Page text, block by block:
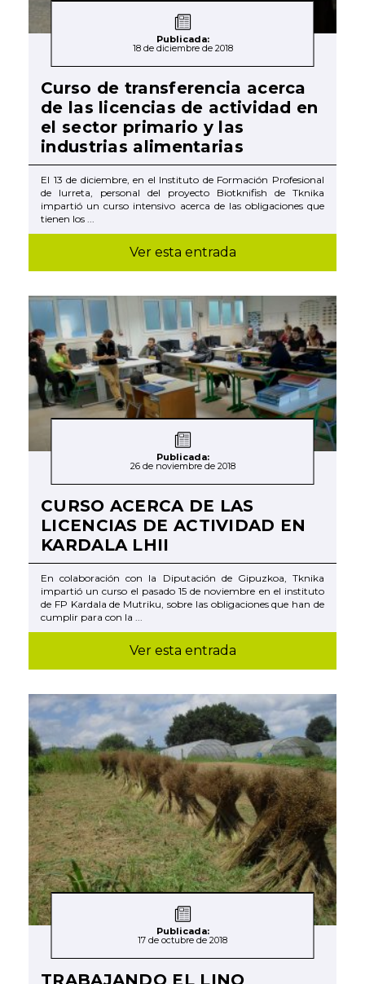
Publicada:
18 de diciembre de 2018
Curso de transferencia acerca
de las licencias de actividad en
el sector primario y las
industrias alimentarias
El 13 de diciembre, en el Instituto de Formación Profesional
de Iurreta, personal del proyecto Biotknifish de Tknika
impartió un curso intensivo acerca de las obligaciones que
tienen los ...
Ver esta entrada
Publicada:
26 de noviembre de 2018
CURSO ACERCA DE LAS
LICENCIAS DE ACTIVIDAD EN
KARDALA LHII
En colaboración con la Diputación de Gipuzkoa, Tknika
impartió un curso el pasado 15 de noviembre en el instituto
de FP Kardala de Mutriku, sobre las obligaciones que han de
cumplir para con la ...
Ver esta entrada
Publicada:
17 de octubre de 2018
TRABAJANDO EL LINO